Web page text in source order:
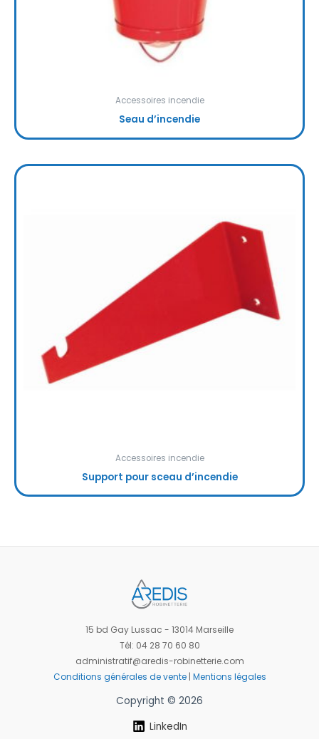
Accessoires incendie
Seau d’incendie
Accessoires incendie
Support pour sceau d’incendie
15 bd Gay Lussac - 13014 Marseille
Tél: 04 28 70 60 80
administratif@aredis-robinetterie.com
Conditions générales de vente| Mentions légales
Copyright © 2026
LinkedIn